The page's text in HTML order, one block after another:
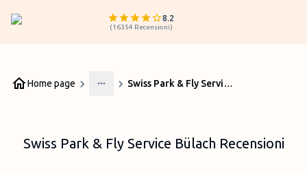
8.2
(16354 Recensioni)
Home page
More
Swiss Park & ​​Fly Service Bülach Recensioni
Swiss Park & ​​Fly Service Bülach Recensioni